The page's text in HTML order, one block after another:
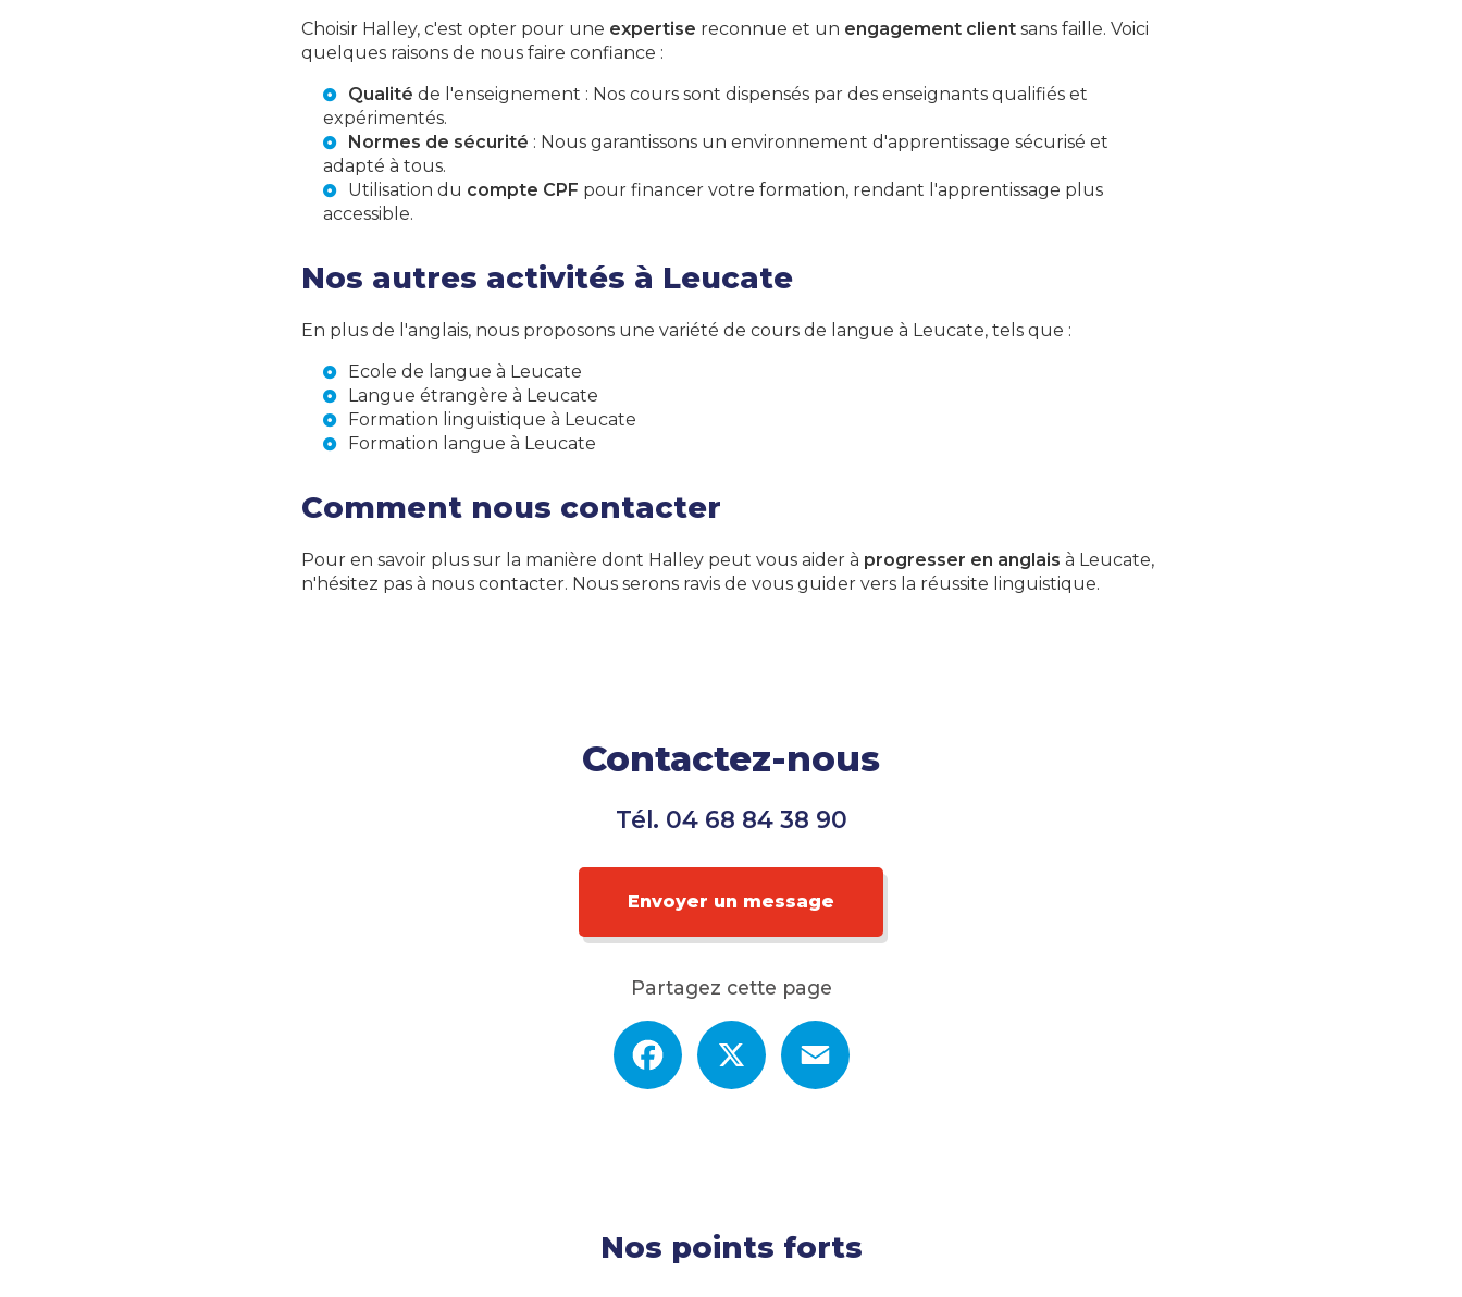
Choisir Halley, c'est opter pour une expertise reconnue et un engagement client sans faille. Voici
quelques raisons de nous faire confiance :
Qualité de l'enseignement : Nos cours sont dispensés par des enseignants qualifiés et
expérimentés.
Normes de sécurité : Nous garantissons un environnement d'apprentissage sécurisé et
adapté à tous.
Utilisation du compte CPF pour financer votre formation, rendant l'apprentissage plus
accessible.
Nos autres activités à Leucate
En plus de l'anglais, nous proposons une variété de cours de langue à Leucate, tels que :
Ecole de langue à Leucate
Langue étrangère à Leucate
Formation linguistique à Leucate
Formation langue à Leucate
Comment nous contacter
Pour en savoir plus sur la manière dont Halley peut vous aider à progresser en anglais à Leucate,
n'hésitez pas à nous contacter. Nous serons ravis de vous guider vers la réussite linguistique.
Contactez-nous
Tél. 04 68 84 38 90
Envoyer un message
Partagez cette page
Facebook
Nos points forts